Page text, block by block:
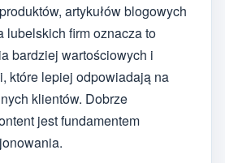
artykułów blogowych
lubelskich firm oznacza to
bardziej wartościowych i
które lepiej odpowiadają na
klientów. Dobrze
jest fundamentem